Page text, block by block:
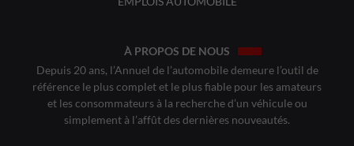
À PROPOS DE NOUS
Depuis 20 ans, l’Annuel de l’automobile demeure l’outil de
référence le plus complet et le plus fiable pour les amateurs
et les consommateurs à la recherche d’un véhicule ou
simplement à l’affût des dernières nouveautés.